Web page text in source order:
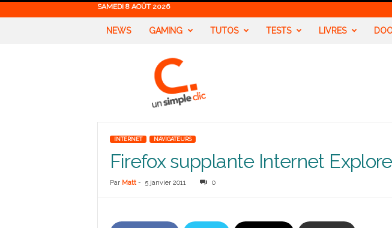
SAMEDI 8 AOÛT 2026
NEWS GAMING TUTOS TESTS LIVRES
INTERNET NAVIGATEURS
Firefox supplante Internet
Par Matt- 5 janvier 2011 0